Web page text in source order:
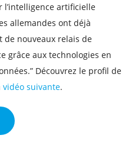
l’intelligence artificielle
allemandes ont déjà
de nouveaux relais de
grâce aux technologies en
Découvrez le profil de
vidéo suivante.